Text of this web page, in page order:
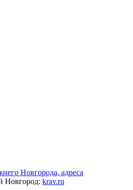
Новгорода, адреса
Новгород: krav.ru